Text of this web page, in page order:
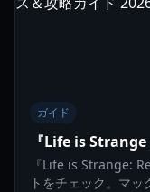
ガイド
『Life is Strange
『Life is Strange:
トをチェック。マ